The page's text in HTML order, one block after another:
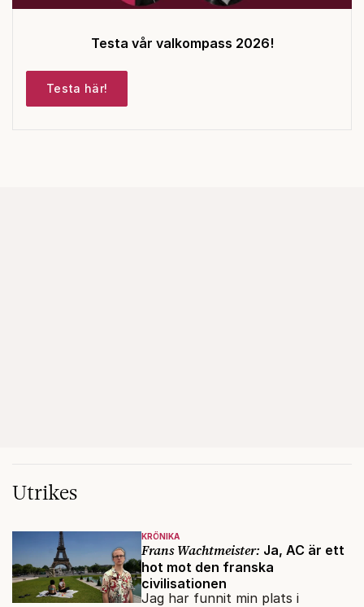
Testa vår valkompass 2026!
Testa här!
Utrikes
KRÖNIKA
Frans Wachtmeister: Ja, AC är ett
hot mot den franska
civilisationen
Jag har funnit min plats i